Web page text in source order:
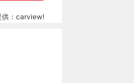
供：carview!